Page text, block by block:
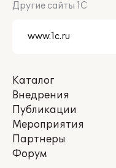
Другие сайты 1С
Каталог
Внедрения
Публикации
Мероприятия
Партнеры
Форум